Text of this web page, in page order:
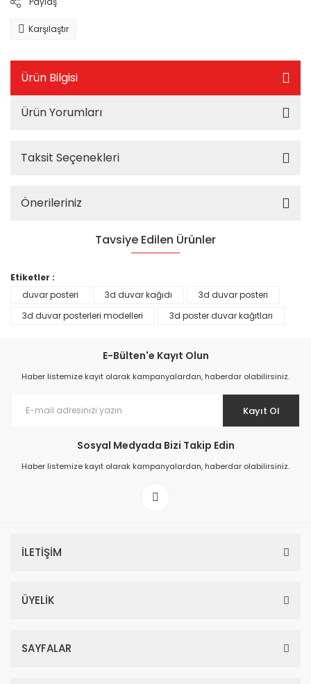
Karşılaştır
Ürün Bilgisi
Ürün Yorumları
Taksit Seçenekleri
Önerileriniz
Tavsiye Edilen Ürünler
Etiketler :
duvar posteri
3d duvar kağıdı
3d duvar posteri
3d duvar posterleri modelleri
3d poster duvar kağıtları
E-Bülten'e Kayıt Olun
Haber listemize kayıt olarak kampanyalardan, haberdar olabilirsiniz.
Kayıt Ol
Sosyal Medyada Bizi Takip Edin
Haber listemize kayıt olarak kampanyalardan, haberdar olabilirsiniz.
İLETİŞİM
ÜYELİK
SAYFALAR